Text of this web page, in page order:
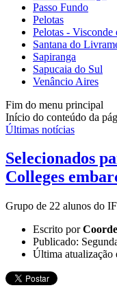
Passo Fundo
Pelotas
Pelotas - Visconde
Santana do
Sapiranga
Sapucaia do Sul
Venâncio Aires
Fim do menu principal
Início do conteúdo da
Últimas notícias
Selecionados
Colleges
Grupo de 22 alunos do
Escrito por
Publicado:
Última atualização